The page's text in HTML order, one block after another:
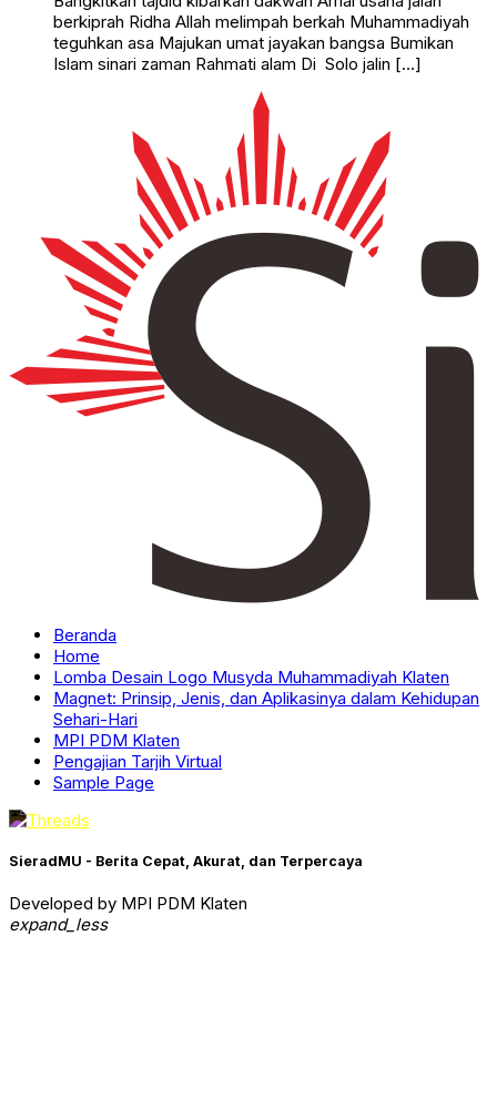
berkiprah Ridha Allah melimpah berkah Muhammadiyah
teguhkan asa Majukan umat jayakan bangsa Bumikan
Islam sinari zaman Rahmati alam Di Solo jalin […]
Beranda
Home
Lomba Desain Logo Musyda Muhammadiyah Klaten
Magnet: Prinsip, Jenis, dan Aplikasinya dalam Kehidupan
Sehari-Hari
MPI PDM Klaten
Pengajian Tarjih Virtual
Sample Page
SieradMU - Berita Cepat, Akurat, dan Terpercaya
Developed by MPI PDM Klaten
expand_less